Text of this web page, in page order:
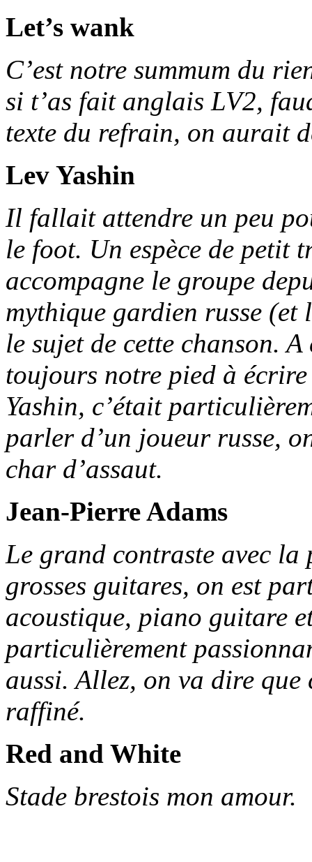
Let’s wank
C’est notre summum du
si t’as fait anglais LV2,
texte du refrain, on aurait
Lev Yashin
Il fallait attendre un peu
le foot. Un espèce de petit
accompagne le groupe
mythique gardien russe (et
le sujet de cette chanson.
toujours notre pied à écrire
Yashin, c’était
parler d’un joueur russe,
char d’assaut.
Jean-Pierre Adams
Le grand contraste avec la
grosses guitares, on est
acoustique, piano guitare
particulièrement
aussi. Allez, on va dire
raffiné.
Red and White
Stade brestois mon amour.